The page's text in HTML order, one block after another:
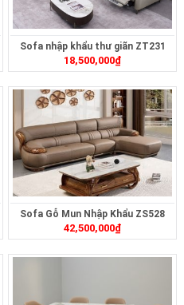
Sofa nhập khẩu thư giãn ZT231
18,500,000₫
Sofa Gỗ Mun Nhập Khẩu ZS528
42,500,000₫